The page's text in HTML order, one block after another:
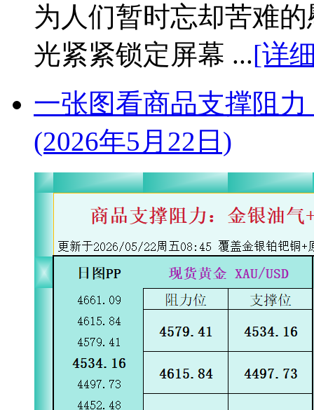
为人们暂时忘却苦难
光紧紧锁定屏幕 ...[详
一张图看商品支撑阻
(2026年5月22日)